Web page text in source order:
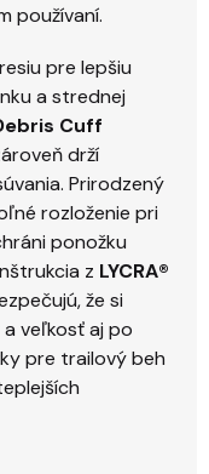
používaní.
pre lepšiu
a strednej
Cuff
drží
Prirodzený
rozloženie pri
ponožku
z LYCRA®
že si
veľkosť aj po
pre trailový beh